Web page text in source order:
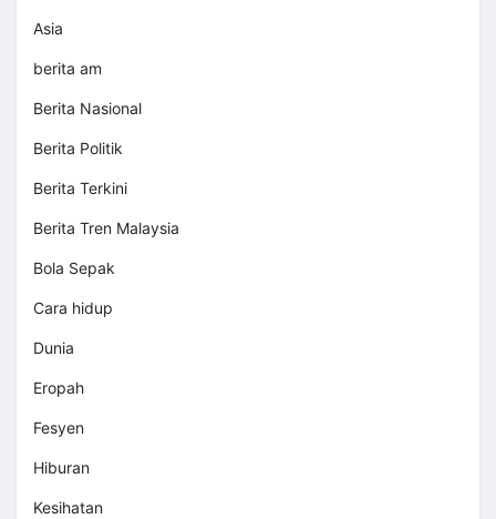
Asia
berita am
Berita Nasional
Berita Politik
Berita Terkini
Berita Tren Malaysia
Bola Sepak
Cara hidup
Dunia
Eropah
Fesyen
Hiburan
Kesihatan